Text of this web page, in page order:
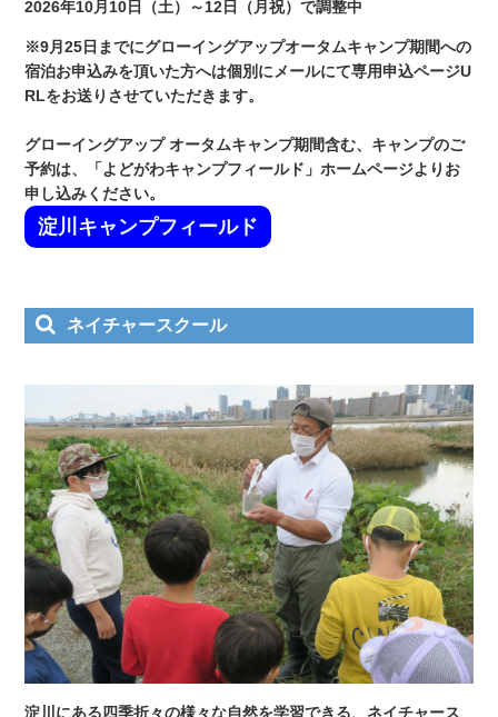
2026年10月10日（土）～12日（月祝）で調整中
※9月25日までにグローイングアップオータムキャンプ期間への
宿泊お申込みを頂いた方へは個別にメールにて専用申込ページU
RLをお送りさせていただきます。
グローイングアップ オータムキャンプ期間含む、キャンプのご
予約は、「よどがわキャンプフィールド」ホームページよりお
申し込みください。
淀川キャンプフィールド
ネイチャースクール
淀川にある四季折々の様々な自然を学習できる、ネイチャース